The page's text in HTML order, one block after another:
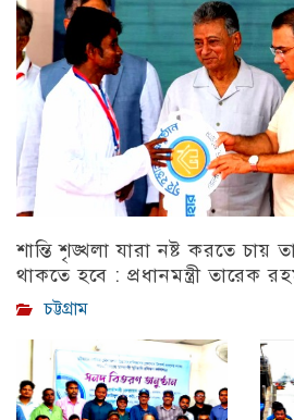
শান্তি শৃঙ্খলা যারা নষ্ট করতে চায়
থাকতে হবে : প্রধানমন্ত্রী তারেক
চট্টগ্রাম